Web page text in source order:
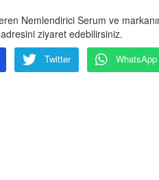
Nemlendirici Serum ve
ziyaret edebilirsiniz.
Twitter WhatsApp